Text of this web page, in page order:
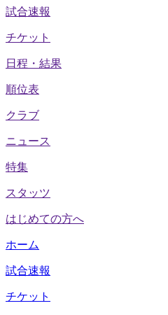
試合速報
チケット
日程・結果
順位表
クラブ
ニュース
特集
スタッツ
はじめての方へ
ホーム
試合速報
チケット